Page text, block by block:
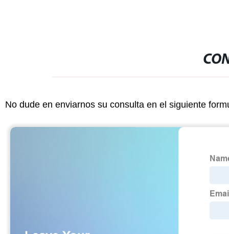
No dude en enviarnos su consulta en el siguiente